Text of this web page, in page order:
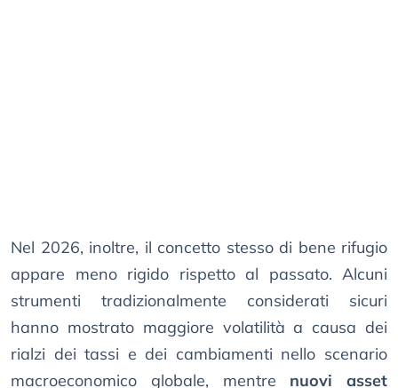
Nel 2026, inoltre, il concetto stesso di bene rifugio
appare meno rigido rispetto al passato. Alcuni
strumenti tradizionalmente considerati sicuri
hanno mostrato maggiore volatilità a causa dei
rialzi dei tassi e dei cambiamenti nello scenario
macroeconomico globale, mentre nuovi asset